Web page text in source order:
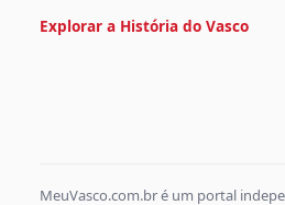
Explorar a História do Vasco
MeuVasco.com.br é um portal